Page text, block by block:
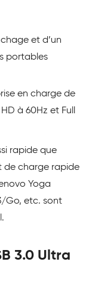
et d’un
portables
en charge de
à 60Hz et Full
rapide que
de charge rapide
Yoga
Go, etc. sont
3.0 Ultra